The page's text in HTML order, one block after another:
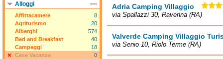
Adria Camping Villaggio
via Spallazzi 30, Ravenna (RA)
Valverde Camping Villaggio
via Senio 10, Riolo Terme (RA)
Alloggi
Affittacamere
8
Agriturismo
20
Alberghi
574
Bed and Breakfast
40
Campeggi
18
Case Vacanza
0